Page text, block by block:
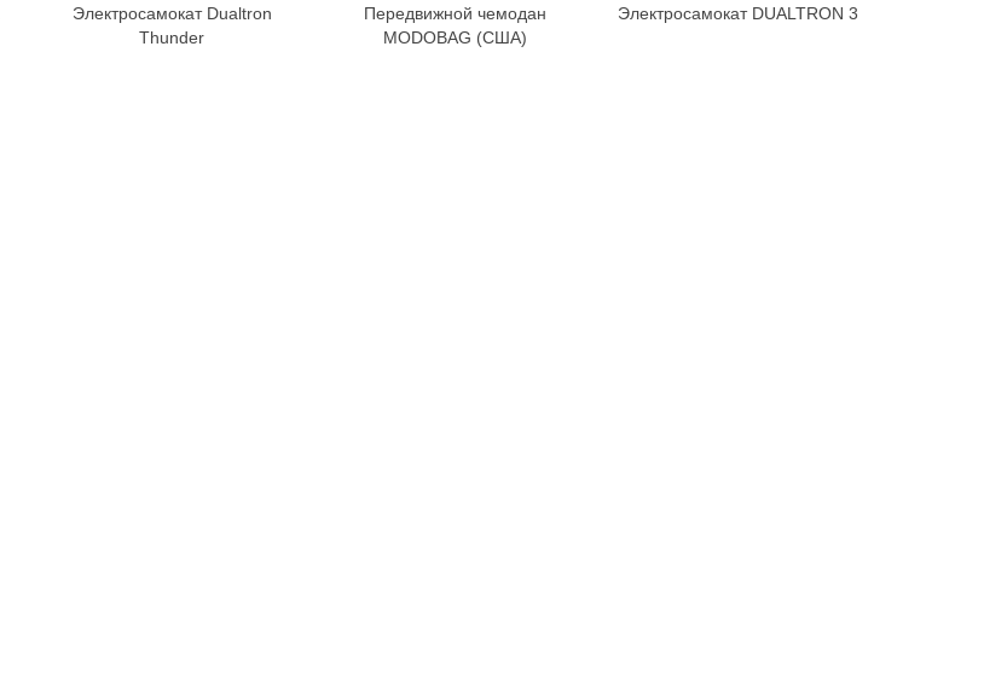
В корзину
Электросамокат Dualtron
Thunder
В корзину
Передвижной чемодан
MODOBAG (США)
В корзину
Электросамокат DUALTRON 3